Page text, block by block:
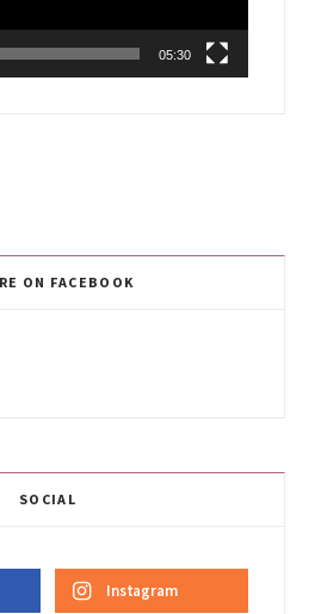
05:30
ON FACEBOOK
SOCIAL
Instagram